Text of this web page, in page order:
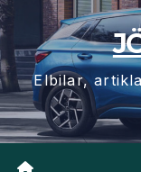
Hoppa
till
innehåll
Elbilar,